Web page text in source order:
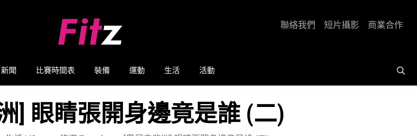
新聞 比賽時間表 裝備 運動 生活 活動
聯絡我們 短片攝影 商業合作
] 眼睛張開身邊竟是誰 (二)